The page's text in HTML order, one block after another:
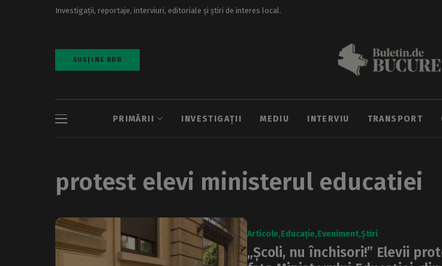
Investigații, reportaje, interviuri, editoriale și știri de interes local.
SUSȚINE BDB
PRIMĂRII INVESTIGAȚII MEDIU INTERVIU TRANSPORT
protest elevi ministerul educatiei
Articole Educație Eveniment Știri
„Școli, nu închisori!” Elevii